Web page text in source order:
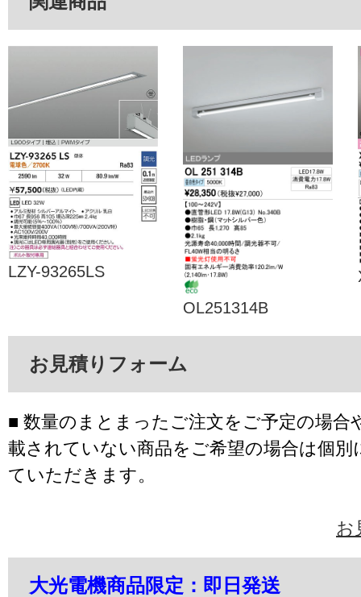
LZY-93265LS
OL251314B
お見積りフォーム
■ 数量のまとまったご注文をご予定の場合
載されていない商品をご希望の場合は個別
ていただきます。
お
大光電機商品限定：即日発送